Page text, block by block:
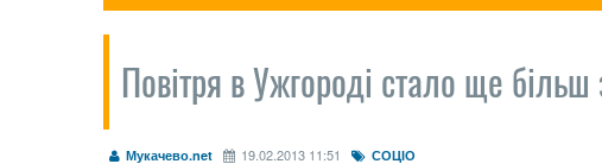
Повітря в Ужгороді стало ще
Мукачево.net 19.02.2013 11:51 СОЦІО